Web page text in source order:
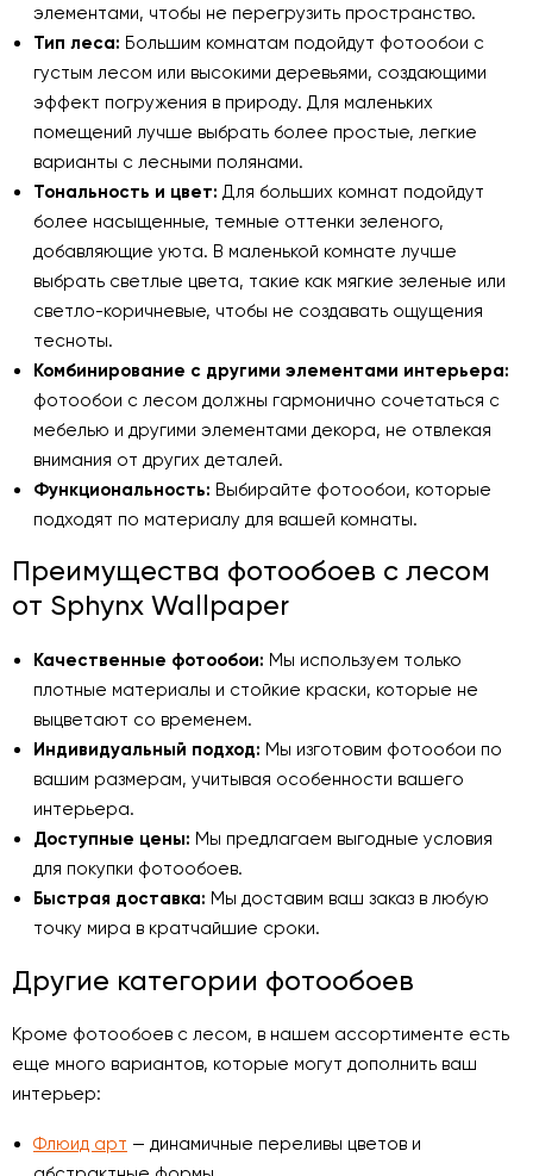
элементами, чтобы не перегрузить пространство.
Тип леса: Большим комнатам подойдут фотообои с
густым лесом или высокими деревьями, создающими
эффект погружения в природу. Для маленьких
помещений лучше выбрать более простые, легкие
варианты с лесными полянами.
Тональность и цвет: Для больших комнат подойдут
более насыщенные, темные оттенки зеленого,
добавляющие уюта. В маленькой комнате лучше
выбрать светлые цвета, такие как мягкие зеленые или
светло-коричневые, чтобы не создавать ощущения
тесноты.
Комбинирование с другими элементами интерьера:
фотообои с лесом должны гармонично сочетаться с
мебелью и другими элементами декора, не отвлекая
внимания от других деталей.
Функциональность: Выбирайте фотообои, которые
подходят по материалу для вашей комнаты.
Преимущества фотообоев с лесом
от Sphynx Wallpaper
Качественные фотообои: Мы используем только
плотные материалы и стойкие краски, которые не
выцветают со временем.
Индивидуальный подход: Мы изготовим фотообои по
вашим размерам, учитывая особенности вашего
интерьера.
Доступные цены: Мы предлагаем выгодные условия
для покупки фотообоев.
Быстрая доставка: Мы доставим ваш заказ в любую
точку мира в кратчайшие сроки.
Другие категории фотообоев
Кроме фотообоев с лесом, в нашем ассортименте есть
еще много вариантов, которые могут дополнить ваш
интерьер:
Флюид арт — динамичные переливы цветов и